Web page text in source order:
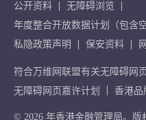
公开资料
无障碍浏览
年度整合开放数据计划（包含
私隐政策声明
保安资料
符合万维网联盟有关无障碍网
无障碍网页嘉许计划
香港品
© 2026 年香港金融管理局。版